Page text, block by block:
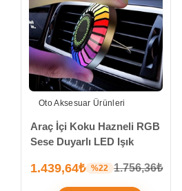
Oto Aksesuar Ürünleri
Araç İçi Koku Hazneli RGB
Sese Duyarlı LED Işık
1.439,64₺ %22 1.756,36₺